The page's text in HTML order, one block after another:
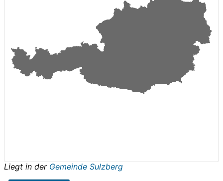
Liegt in der Gemeinde Sulzberg